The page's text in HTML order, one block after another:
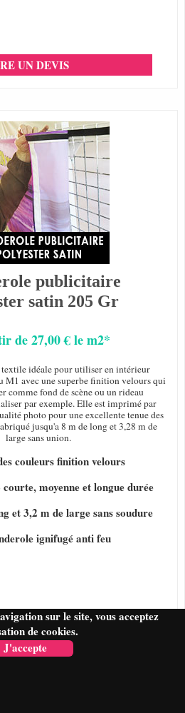
sur le site, vous acceptez
de cookies.
J'accepte
UN DEVIS
publicitaire
satin 205 Gr
de 27,00 € le m2*
idéale pour utiliser en intérieur
M1 avec une superbe finition velours qui
comme fond de scène ou un rideau
par exemple. Elle est imprimé par
photo pour une excellente tenue des
jusqu'a 8 m de long et 3,28 m de
large sans union.
couleurs finition velours
moyenne et longue durée
et 3,2 m de large sans soudure
ignifugé anti feu